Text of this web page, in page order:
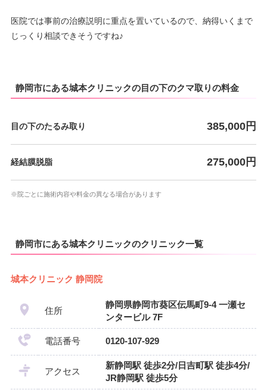
19：00
19：00
19：00
19：00
19：00
19：00
医院では事前の治療説明に重点を置いているので、納得いくまで
じっくり相談できそうですね♪
静岡市にある城本クリニックの目の下のクマ取りの料金
目の下のたるみ取り 385,000円
経結膜脱脂 275,000円
※院ごとに施術内容や料金の異なる場合があります
静岡市にある城本クリニックのクリニック一覧
城本クリニック 静岡院
住所
静岡県静岡市葵区伝馬町9-4 一瀬セ
ンタービル 7F
電話番号 0120-107-929
アクセス
新静岡駅 徒歩2分/日吉町駅 徒歩4分/
JR静岡駅 徒歩5分